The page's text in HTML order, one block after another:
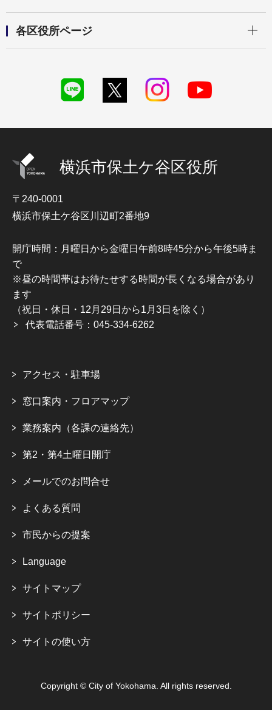
各区役所ページ
横浜市保土ケ谷区役所
〒240-0001
横浜市保土ケ谷区川辺町2番地9
開庁時間：月曜日から金曜日午前8時45分から午後5時ま
で
※昼の時間帯はお待たせする時間が長くなる場合があり
ます
（祝日・休日・12月29日から1月3日を除く）
代表電話番号：045-334-6262
アクセス・駐車場
窓口案内・フロアマップ
業務案内（各課の連絡先）
第2・第4土曜日開庁
メールでのお問合せ
よくある質問
市民からの提案
Language
サイトマップ
サイトポリシー
サイトの使い方
Copyright © City of Yokohama. All rights reserved.